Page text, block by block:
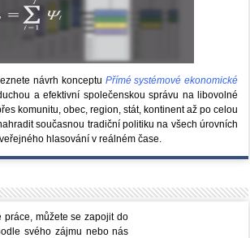
návrh konceptu Přímé systémové ekonomické
a efektivní společenskou správu na libovolné
komunitu, obec, region, stát, kontinent až po celou
současnou tradiční politiku na všech úrovních
hlasování v reálném čase.
můžete se zapojit do
svého zájmu nebo nás